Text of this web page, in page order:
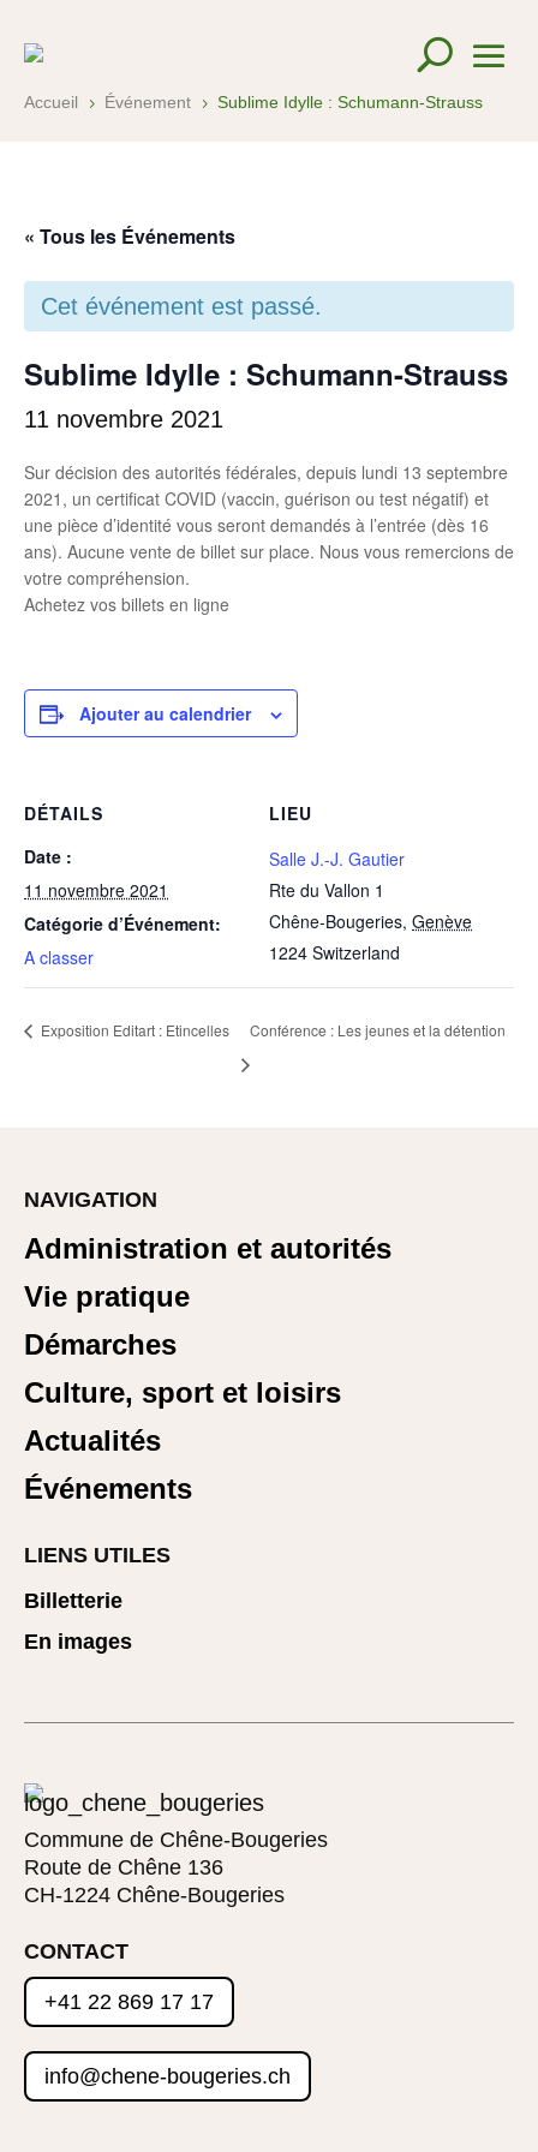
Accueil 5 Événement 5 Sublime Idylle : Schumann-Strauss
« Tous les Événements
Cet événement est passé.
Sublime Idylle : Schumann-Strauss
11 novembre 2021
Sur décision des autorités fédérales, depuis lundi 13 septembre
2021, un certificat COVID (vaccin, guérison ou test négatif) et
une pièce d’identité vous seront demandés à l’entrée (dès 16
ans). Aucune vente de billet sur place. Nous vous remercions de
votre compréhension.
Achetez vos billets en ligne
Ajouter au calendrier
DÉTAILS
Date :
11 novembre 2021
Catégorie d’Événement:
A classer
LIEU
Salle J.-J. Gautier
Rte du Vallon 1
Chêne-Bougeries, Genève
1224 Switzerland
Exposition Editart : Etincelles Conférence : Les jeunes et la détention
NAVIGATION
Administration et autorités
Vie pratique
Démarches
Culture, sport et loisirs
Actualités
Événements
LIENS UTILES
Billetterie
En images
Commune de Chêne-Bougeries
Route de Chêne 136
CH-1224 Chêne-Bougeries
CONTACT
+41 22 869 17 17
info@chene-bougeries.ch